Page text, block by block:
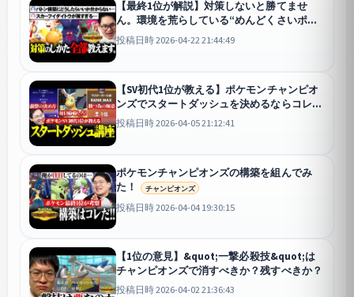
【最終1位が解説】対策しないと勝てませ
ん。環境を荒らしている“めんどくさいポケ
モン”の倒し方教えます【第2弾】【イダイト
ウを倒したい！】
投稿日時 2026-04-22 21:44:49
【SV初代1位が教える】ポケモンチャンピオ
ンズでスタートダッシュを決めるならコレ
だ！
チャンピオンズ
投稿日時 2026-04-05 21:12:41
ポケモンチャンピオンズの構築を組んでみ
た！
チャンピオンズ
投稿日時 2026-04-04 19:30:15
【1位の意見】&quot;一撃必殺技&quot;は
チャンピオンズで消すべきか？残すべきか？
投稿日時 2026-04-02 21:36:43